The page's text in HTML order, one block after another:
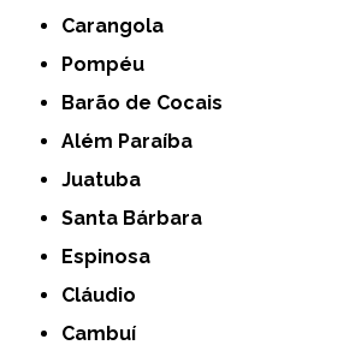
Carangola
Pompéu
Barão de Cocais
Além Paraíba
Juatuba
Santa Bárbara
Espinosa
Cláudio
Cambuí